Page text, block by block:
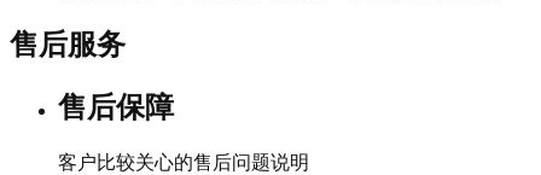
售后服务
售后保障
客户比较关心的售后问题说明